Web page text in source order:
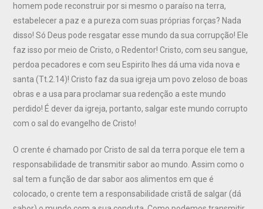
homem pode reconstruir por si mesmo o paraíso na terra,
estabelecer a paz e a pureza com suas próprias forças? Nada
disso! Só Deus pode resgatar esse mundo da sua corrupção! Ele
faz isso por meio de Cristo, o Redentor! Cristo, com seu sangue,
perdoa pecadores e com seu Espirito lhes dá uma vida nova e
santa (Tt.2.14)! Cristo faz da sua igreja um povo zeloso de boas
obras e a usa para proclamar sua redenção a este mundo
perdido! É dever da igreja, portanto, salgar este mundo corrupto
com o sal do evangelho de Cristo!
O crente é chamado por Cristo de sal da terra porque ele tem a
responsabilidade de transmitir sabor ao mundo. Assim como o
sal tem a função de dar sabor aos alimentos em que é
colocado, o crente tem a responsabilidade cristã de salgar (dá